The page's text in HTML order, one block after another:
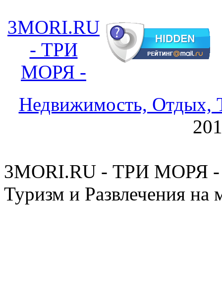
3MORI.RU
- ТРИ
МОРЯ -
Недвижимость, Отдых,
3MORI.RU - ТРИ МОРЯ -
Туризм и Развлечения на